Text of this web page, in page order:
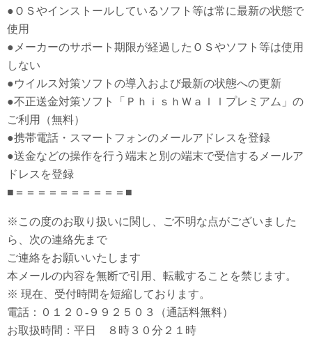
●ＯＳやインストールしているソフト等は常に最新の状態で
使用
●メーカーのサポート期限が経過したＯＳやソフト等は使用
しない
●ウイルス対策ソフトの導入および最新の状態への更新
●不正送金対策ソフト「ＰｈｉｓｈＷａｌｌプレミアム」の
ご利用（無料）
●携帯電話・スマートフォンのメールアドレスを登録
●送金などの操作を行う端末と別の端末で受信するメールア
ドレスを登録
■＝＝＝＝＝＝＝＝＝＝■
※この度のお取り扱いに関し、ご不明な点がございました
ら、次の連絡先まで
ご連絡をお願いいたします
本メールの内容を無断で引用、転載することを禁じます。
※ 現在、受付時間を短縮しております。
電話：０１２０-９９２５０３（通話料無料）
お取扱時間：平日 ８時３０分２１時